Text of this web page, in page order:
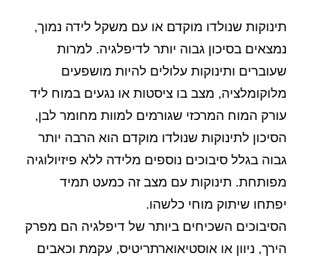
תינוקות שנולדו מוקדם או עם משקל לידה נמוך,
נמצאים בסיכון גבוה יותר לדיפלגיה. למרות
שעוברים ותינוקות עלולים להיות מושפעים
מלוקומלציה, מצב בו ציסטות או נגעים במוח ליד
עורק המוח המרכזי שגורמים למוות מחומר לבן,
הסיכון לתינוקות שנולדו מוקדם הוא הרבה יותר
גבוה בגלל סיבוכים נוספים מלידה ללא פיזיולוגיה
מפותחת. תינוקות עם מצב זה כמעט תמיד
יפתחו שיתוק מוחי כלשהו.
הסיבוכים השכיחים ביותר של דיפלגיה הם מפרק
הירך, ניוון או אוסטיאוארתריטיס, עקמת וכאבים